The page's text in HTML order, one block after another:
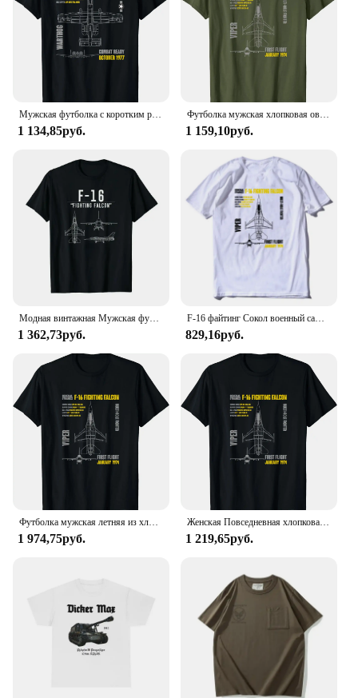
Мужская футболка с коротким рукавом, 10% хлопок
1 134,85руб.
Футболка мужская хлопковая оверсайз с коротким рукавом и круглым вырезом
1 159,10руб.
Модная винтажная Мужская футболка в стиле ретро, футболка в стиле милитари ВВС F16 Fighter Jet, Короткие повседневные рубашки из 100% хлопка, уличная одежда
1 362,73руб.
F-16 файтинг Сокол военный самолет мужской короткий рукав повседневный хлопок O-образный вырез
829,16руб.
Футболка мужская летняя из хлопка с коротким рукавом
1 974,75руб.
Женская Повседневная хлопковая футболка с коротким рукавом и круглым вырезом
1 219,65руб.